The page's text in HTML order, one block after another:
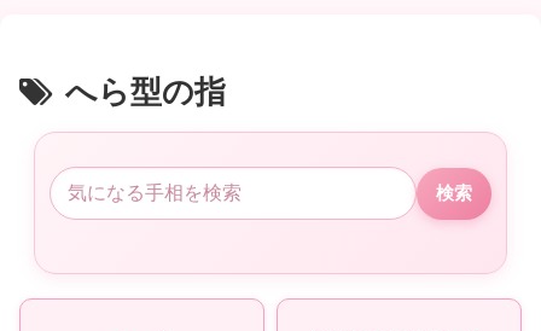
へら型の指
検索